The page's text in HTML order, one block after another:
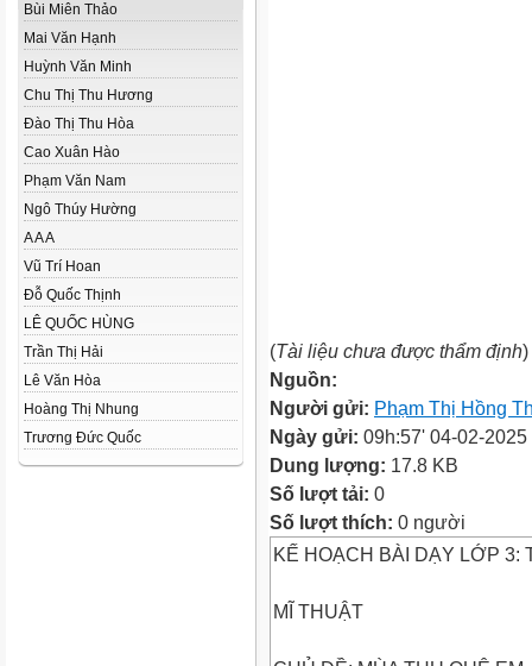
Bùi Miên Thảo
Mai Văn Hạnh
Huỳnh Văn Minh
Chu Thị Thu Hương
Đào Thị Thu Hòa
Cao Xuân Hào
Phạm Văn Nam
Ngô Thúy Hường
A A A
Vũ Trí Hoan
Đỗ Quốc Thịnh
LÊ QUỐC HÙNG
Trần Thị Hải
Lê Văn Hòa
Hoàng Thị Nhung
Trương Đức Quốc
(Tài liệu chưa được thẩm định)
Nguồn:
Người gửi: Phạm Thị Hồng
Ngày gửi: 09h:57' 04-02-2025
Dung lượng: 17.8 KB
Số lượt tải: 0
Số lượt thích: 0 người
KẾ HOẠCH BÀI DẠY LỚP 3:
MĨ THUẬT